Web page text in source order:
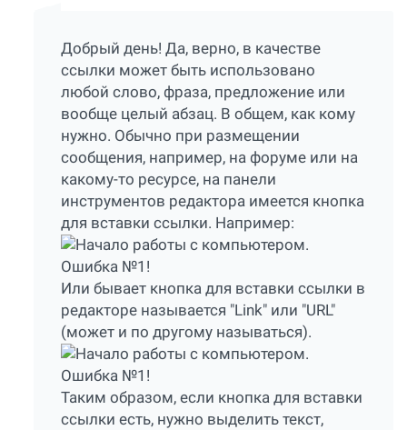
Добрый день! Да, верно, в качестве
ссылки может быть использовано
любой слово, фраза, предложение или
вообще целый абзац. В общем, как кому
нужно. Обычно при размещении
сообщения, например, на форуме или на
какому-то ресурсе, на панели
инструментов редактора имеется кнопка
для вставки ссылки. Например:
Или бывает кнопка для вставки ссылки в
редакторе называется "Link" или "URL"
(может и по другому называться).
Таким образом, если кнопка для вставки
ссылки есть, нужно выделить текст,